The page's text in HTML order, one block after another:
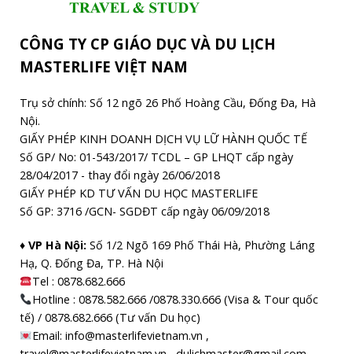
CÔNG TY CP GIÁO DỤC VÀ DU LỊCH
MASTERLIFE VIỆT NAM
Trụ sở chính: Số 12 ngõ 26 Phố Hoàng Cầu, Đống Đa, Hà
Nội.
GIẤY PHÉP KINH DOANH DỊCH VỤ LỮ HÀNH QUỐC TẾ
Số GP/ No: 01-543/2017/ TCDL – GP LHQT cấp ngày
28/04/2017 - thay đổi ngày 26/06/2018
GIẤY PHÉP KD TƯ VẤN DU HỌC MASTERLIFE
Số GP: 3716 /GCN- SGDĐT cấp ngày 06/09/2018
♦ VP Hà Nội: Số 1/2 Ngõ 169 Phố Thái Hà, Phường Láng
Hạ, Q. Đống Đa, TP. Hà Nội
Tel :0878.682.666
Hotline : 0878.582.666 /0878.330.666 (Visa & Tour quốc
tế) / 0878.682.666 (Tư vấn Du học)
Email: info@masterlifevietnam.vn ,